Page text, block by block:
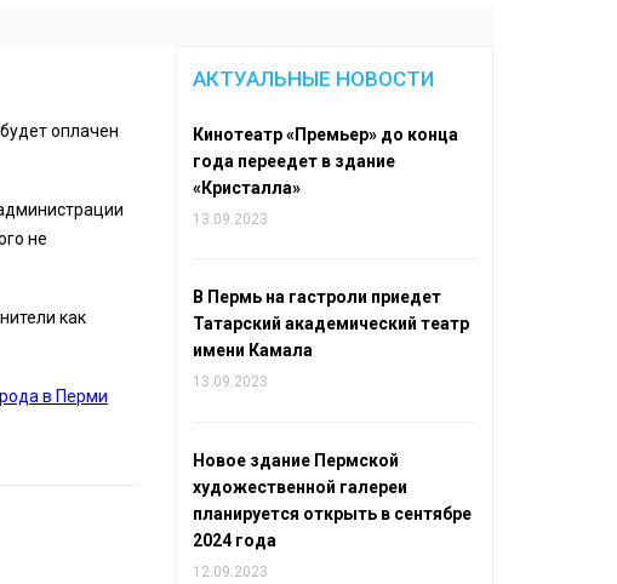
оплачен
не
как
в Перми
АКТУАЛЬНЫЕ НОВОСТИ
Кинотеатр «Премьер» до конца
года переедет в здание
«Кристалла»
13.09.2023
В Пермь на гастроли приедет
Татарский академический театр
имени Камала
13.09.2023
Новое здание Пермской
художественной галереи
планируется открыть в сентябре
2024 года
12.09.2023